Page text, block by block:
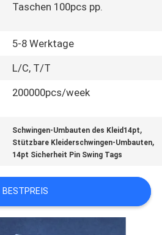
Taschen 100pcs pp.
5-8 Werktage
L/C, T/T
200000pcs/week
Schwingen-Umbauten des Kleid14pt,
Stützbare Kleiderschwingen-Umbauten,
14pt Sicherheit Pin Swing Tags
BESTPREIS